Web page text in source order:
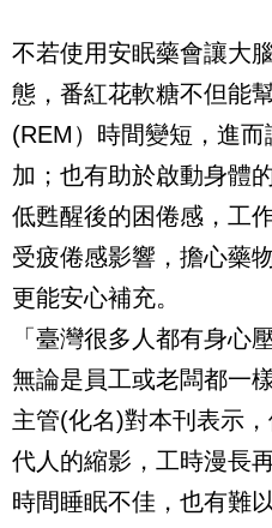
不若使用安眠藥會讓大
態，番紅花軟糖不但能
(REM）時間變短，進
加；也有助於啟動身體
低甦醒後的困倦感，工
受疲倦感影響，擔心藥
更能安心補充。
「臺灣很多人都有身心
無論是員工或老闆都一
主管(化名)對本刊表示
代人的縮影，工時漫長
時間睡眠不佳，也有難